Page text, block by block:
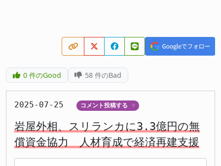
0件のGood 58 件のBad
2025-07-25 コメント投稿する ▼
岩屋外相、スリランカに3.3億円の無
償資金協力 人材育成で経済再建支援